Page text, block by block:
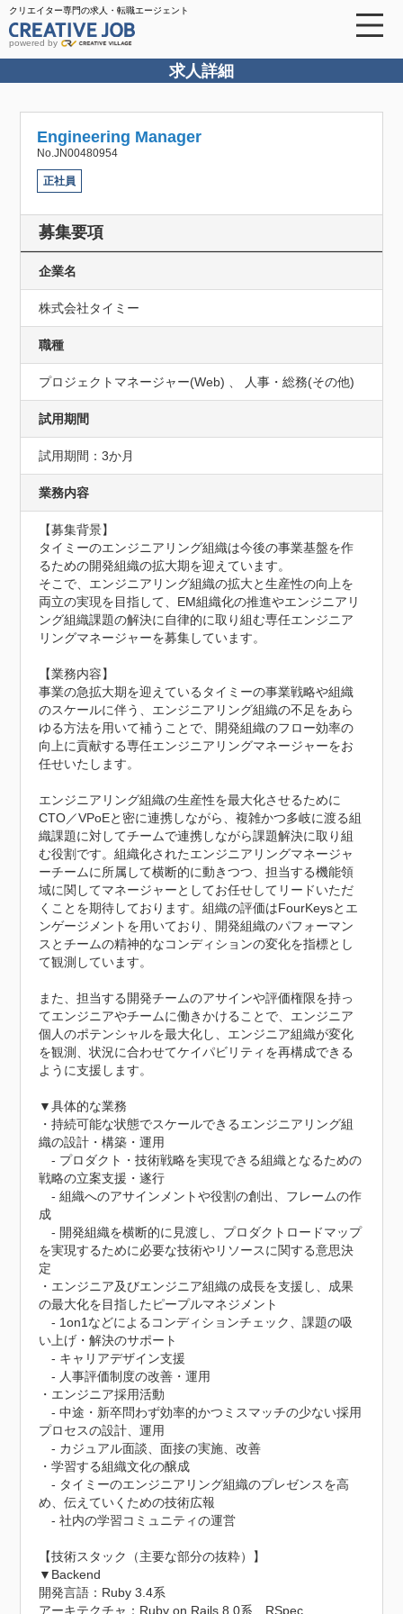
クリエイター専門の求人・転職エージェント
powered by
求人詳細
Engineering Manager
No.JN00480954
正社員
募集要項
企業名
株式会社タイミー
職種
プロジェクトマネージャー(Web) 、 人事・総務(その他)
試用期間
試用期間：3か月
業務内容
【募集背景】
タイミーのエンジニアリング組織は今後の事業基盤を作
るための開発組織の拡大期を迎えています。
そこで、エンジニアリング組織の拡大と生産性の向上を
両立の実現を目指して、EM組織化の推進やエンジニアリ
ング組織課題の解決に自律的に取り組む専任エンジニア
リングマネージャーを募集しています。
【業務内容】
事業の急拡大期を迎えているタイミーの事業戦略や組織
のスケールに伴う、エンジニアリング組織の不足をあら
ゆる方法を用いて補うことで、開発組織のフロー効率の
向上に貢献する専任エンジニアリングマネージャーをお
任せいたします。
エンジニアリング組織の生産性を最大化させるために
CTO／VPoEと密に連携しながら、複雑かつ多岐に渡る組
織課題に対してチームで連携しながら課題解決に取り組
む役割です。組織化されたエンジニアリングマネージャ
ーチームに所属して横断的に動きつつ、担当する機能領
域に関してマネージャーとしてお任せしてリードいただ
くことを期待しております。組織の評価はFourKeysとエ
ンゲージメントを用いており、開発組織のパフォーマン
スとチームの精神的なコンディションの変化を指標とし
て観測しています。
また、担当する開発チームのアサインや評価権限を持っ
てエンジニアやチームに働きかけることで、エンジニア
個人のポテンシャルを最大化し、エンジニア組織が変化
を観測、状況に合わせてケイパビリティを再構成できる
ように支援します。
▼具体的な業務
・持続可能な状態でスケールできるエンジニアリング組
織の設計・構築・運用
- プロダクト・技術戦略を実現できる組織となるための
戦略の立案支援・遂行
- 組織へのアサインメントや役割の創出、フレームの作
成
- 開発組織を横断的に見渡し、プロダクトロードマップ
を実現するために必要な技術やリソースに関する意思決
定
・エンジニア及びエンジニア組織の成長を支援し、成果
の最大化を目指したピープルマネジメント
- 1on1などによるコンディションチェック、課題の吸
い上げ・解決のサポート
- キャリアデザイン支援
- 人事評価制度の改善・運用
・エンジニア採用活動
- 中途・新卒問わず効率的かつミスマッチの少ない採用
プロセスの設計、運用
- カジュアル面談、面接の実施、改善
・学習する組織文化の醸成
- タイミーのエンジニアリング組織のプレゼンスを高
め、伝えていくための技術広報
- 社内の学習コミュニティの運営
【技術スタック（主要な部分の抜粋）】
▼Backend
開発言語：Ruby 3.4系
アーキテクチャ：Ruby on Rails 8.0系、RSpec